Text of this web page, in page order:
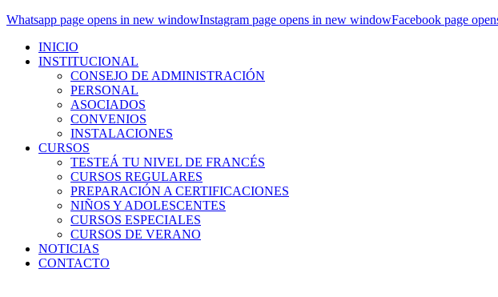
Whatsapp page opens in new windowInstagram page opens in new windowFacebook page
INICIO
INSTITUCIONAL
CONSEJO DE ADMINISTRACIÓN
PERSONAL
ASOCIADOS
CONVENIOS
INSTALACIONES
CURSOS
TESTEÁ TU NIVEL DE FRANCÉS
CURSOS REGULARES
PREPARACIÓN A CERTIFICACIONES
NIÑOS Y ADOLESCENTES
CURSOS ESPECIALES
CURSOS DE VERANO
NOTICIAS
CONTACTO